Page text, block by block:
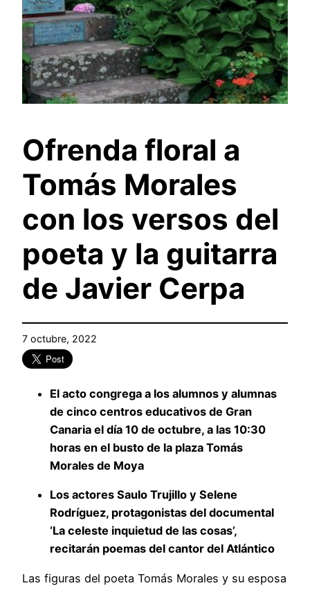
Ofrenda floral a
Tomás Morales
con los versos del
poeta y la guitarra
de Javier Cerpa
7 octubre, 2022
El acto congrega a los alumnos y alumnas
de cinco centros educativos de Gran
Canaria el día 10 de octubre, a las 10:30
horas en el busto de la plaza Tomás
Morales de Moya
Los actores Saulo Trujillo y Selene
Rodríguez, protagonistas del documental
‘La celeste inquietud de las cosas’,
recitarán poemas del cantor del Atlántico
Las figuras del poeta Tomás Morales y su esposa